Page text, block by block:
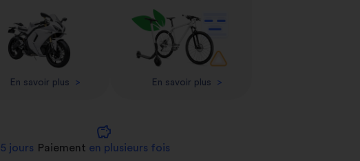
En savoir plus > En savoir plus >
jours
savings
Paiement en plusieurs fois